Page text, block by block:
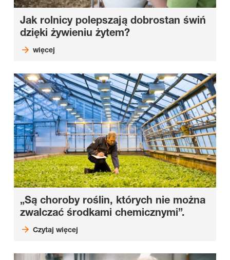
Jak rolnicy polepszają dobrostan świń
dzięki żywieniu żytem?
więcej
„Są choroby roślin, których nie można
zwalczać środkami chemicznymi”.
Czytaj więcej